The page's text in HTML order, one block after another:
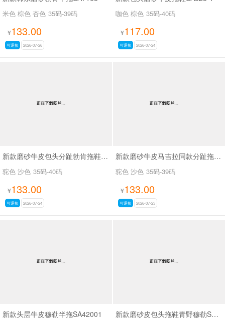
米色 棕色 杏色 35码-39码
¥133.00
可退换 2026-07-26
咖色 棕色 35码-40码
¥117.00
可退换 2026-07-24
新款磨砂牛皮包头分趾勃肯拖鞋SA7130
驼色 沙色 35码-40码
¥133.00
可退换 2026-07-24
新款磨砂牛皮马吉拉同款分趾拖鞋SA7130
驼色 沙色 35码-39码
¥133.00
可退换 2026-07-23
新款头层牛皮穆勒半拖SA42001 新款磨砂皮包头拖鞋青野穆勒SA7129